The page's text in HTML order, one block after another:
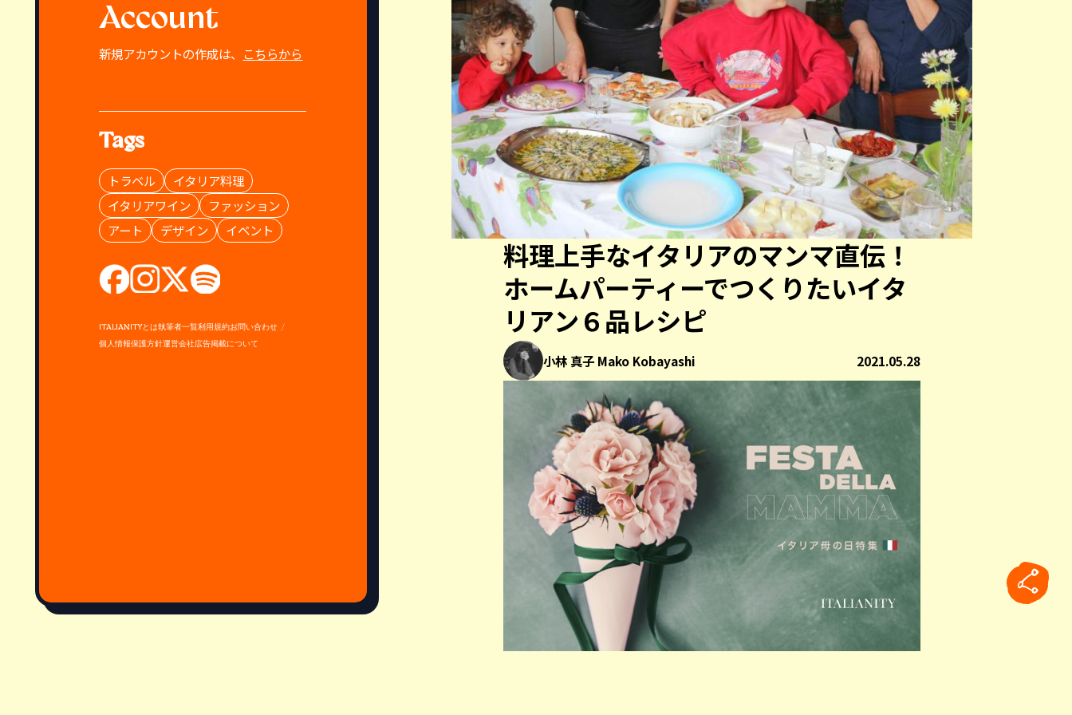
Account
新規アカウントの作成は、 こちらから
Tags
トラベル
イタリア料理
イタリアワイン
ファッション
アート
デザイン イベント
ITALIANITYとは執筆者一覧利用規約お問い合わせ
個人情報保護方針運営会社広告掲載について
料理上手なイタリアのマンマ直伝！
ホームパーティーでつくりたいイタ
リアン６品レシピ
小林 真子 Mako Kobayashi 2021.05.28